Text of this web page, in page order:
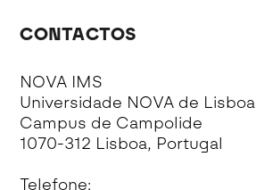
CONTACTOS
NOVA IMS
Universidade NOVA de Lisboa
Campus de Campolide
1070-312 Lisboa, Portugal
Telefone: